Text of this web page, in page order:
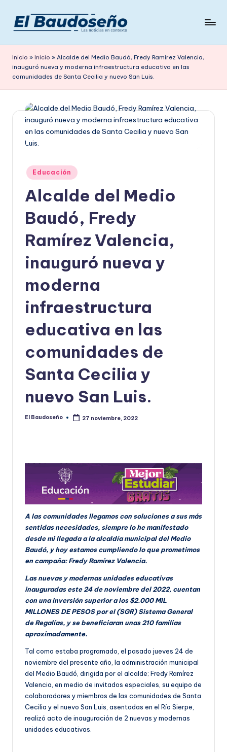
Saltar
contenido
e
ri
ó
d
en
contexto
Inicio » Inicio » Alcalde del Medio Baudó, Fredy Ramírez Valencia,
inauguró nueva y moderna infraestructura educativa en las
comunidades de Santa Cecilia y nuevo San Luis.
Publicado
en
Educación
Alcalde del Medio
Baudó, Fredy
Ramírez Valencia,
inauguró nueva y
moderna
infraestructura
educativa en las
comunidades de
Santa Cecilia y
nuevo San Luis.
Publicado
El Baudoseño 27 noviembre, 2022
A las comunidades llegamos con soluciones a sus más
sentidas necesidades, siempre lo he manifestado
desde mi llegada a la alcaldía municipal del Medio
Baudó, y hoy estamos cumpliendo lo que prometimos
en campaña: Fredy Ramírez Valencia.
Las nuevas y modernas unidades educativas
inauguradas este 24 de noviembre del 2022, cuentan
con una inversión superior a los $2.000 MIL
MILLONES DE PESOS por el (SGR) Sistema General
de Regalías, y se beneficiaran unas 210 familias
aproximadamente.
Tal como estaba programado, el pasado jueves 24 de
noviembre del presente año, la administración municipal
del Medio Baudó, dirigida por el alcalde; Fredy Ramírez
Valencia, en medio de invitados especiales, su equipo de
colaboradores y miembros de las comunidades de Santa
Cecilia y el nuevo San Luis, asentadas en el Río Sierpe,
realizó acto de inauguración de 2 nuevas y modernas
unidades educativas.